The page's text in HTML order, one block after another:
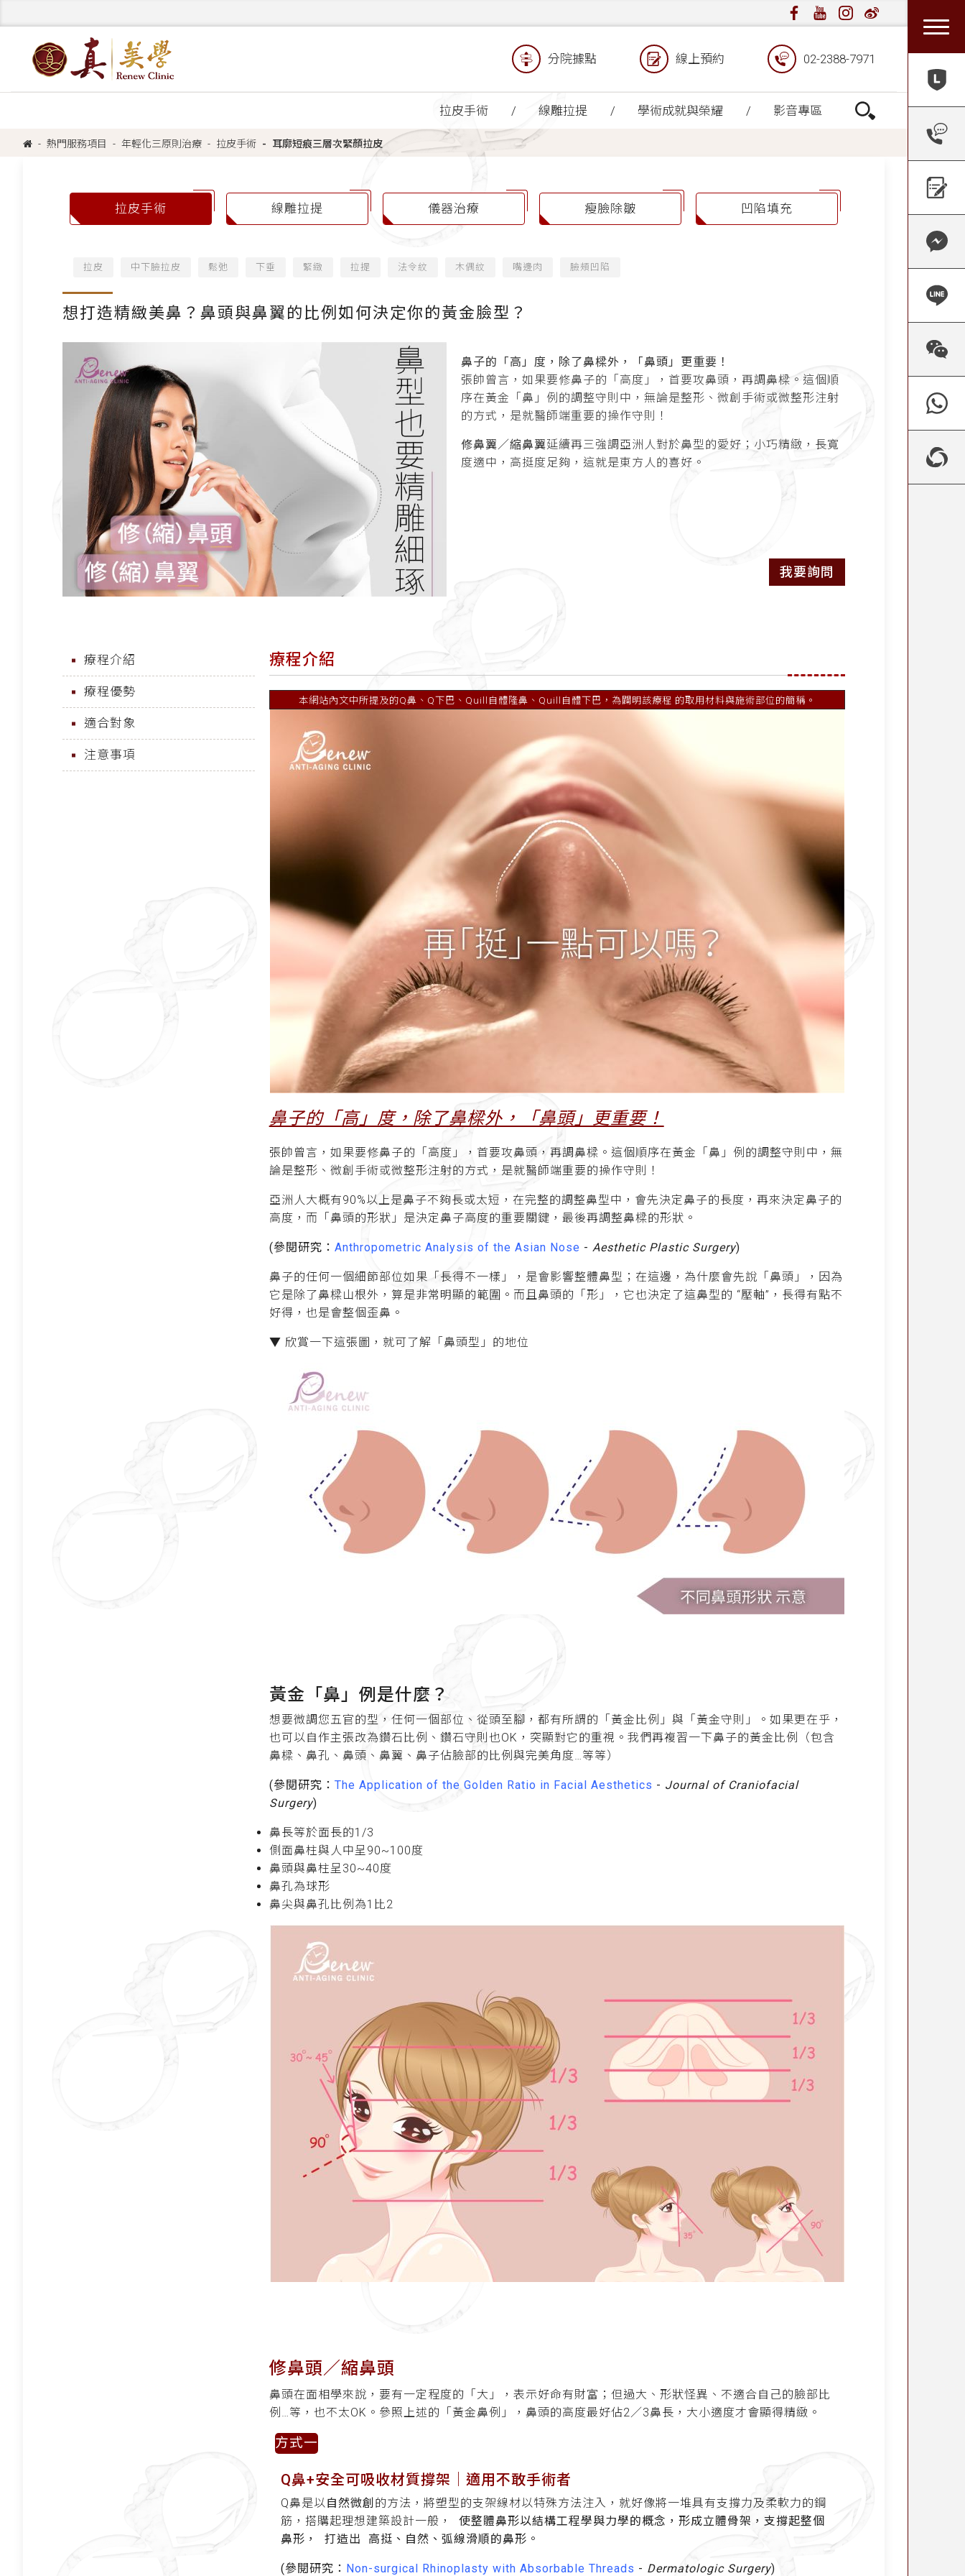
分院據點 線上預約 02-2388-7971
拉皮手術 線雕拉提 學術成就與榮耀 影音專區
熱門服務項目 年輕化三原則治療 拉皮手術 耳廓短痕三層次緊顏拉皮
拉皮手術 線雕拉提 儀器治療 瘦臉除皺 凹陷填充
拉皮 中下臉拉皮 鬆弛 下垂 緊緻 拉提 法令紋 木偶紋 嘴邊肉 臉頰凹陷
想打造精緻美鼻？鼻頭與鼻翼的比例如何決定你的黃金臉型？
鼻子的「高」度，除了鼻樑外，「鼻頭」更重要！
張帥曾言，如果要修鼻子的「高度」，首要攻鼻頭，再調鼻樑。這個順
序在黃金「鼻」例的調整守則中，無論是整形、微創手術或微整形注射
的方式，是就醫師端重要的操作守則！
修鼻翼／縮鼻翼延續再三強調亞洲人對於鼻型的愛好；小巧精緻，長寬
度適中，高挺度足夠，這就是東方人的喜好。
我要詢問
療程介紹
療程優勢
適合對象
注意事項
療程介紹
本網站內文中所提及的Q鼻、Q下巴、Quill自體隆鼻、Quill自體下巴，為闢明該療程 的取用材料與施術部位的簡稱。
鼻子的「高」度，除了鼻樑外，「鼻頭」更重要！
張帥曾言，如果要修鼻子的「高度」，首要攻鼻頭，再調鼻樑。這個順序在黃金「鼻」例的調整守則中，無
論是整形、微創手術或微整形注射的方式，是就醫師端重要的操作守則！
亞洲人大概有90%以上是鼻子不夠長或太短，在完整的調整鼻型中，會先決定鼻子的長度，再來決定鼻子的
高度，而「鼻頭的形狀」是決定鼻子高度的重要關鍵，最後再調整鼻樑的形狀。
(參閱研究： Anthropometric Analysis of the Asian Nose - Aesthetic Plastic Surgery)
鼻子的任何一個細節部位如果「長得不一樣」，是會影響整體鼻型；在這邊，為什麼會先說「鼻頭」，因為
它是除了鼻樑山根外，算是非常明顯的範圍。而且鼻頭的「形」，它也決定了這鼻型的 “壓軸”，長得有點不
好得，也是會整個歪鼻。
▼ 欣賞一下這張圖，就可了解「鼻頭型」的地位
黃金「鼻」例是什麼？
想要微調您五官的型，任何一個部位、從頭至腳，都有所謂的「黃金比例」與「黃金守則」。如果更在乎，
也可以自作主張改為鑽石比例、鑽石守則也OK，突顯對它的重視。我們再複習一下鼻子的黃金比例（包含
鼻樑、鼻孔、鼻頭、鼻翼、鼻子佔臉部的比例與完美角度…等等）
(參閱研究： The Application of the Golden Ratio in Facial Aesthetics - Journal of Craniofacial
Surgery)
鼻長等於面長的1/3
側面鼻柱與人中呈90~100度
鼻頭與鼻柱呈30~40度
鼻孔為球形
鼻尖與鼻孔比例為1比2
修鼻頭／縮鼻頭
鼻頭在面相學來說，要有一定程度的「大」，表示好命有財富；但過大、形狀怪異、不適合自己的臉部比
例…等，也不太OK。參照上述的「黃金鼻例」，鼻頭的高度最好佔2／3鼻長，大小適度才會顯得精緻。
方式一
Q鼻+安全可吸收材質撐架 │適用不敢手術者
Q鼻是以自然微創 的方法，將塑型的支架線材以特殊方法注入，就好像將一堆具有支撐力及柔軟力的鋼
筋，搭購起理想建築設計一般， 使整體鼻形以結構工程學與力學的概念，形成立體骨架，支撐起整個
鼻形， 打造出 高挺、自然、弧線滑順的鼻形。
(參閱研究： Non-surgical Rhinoplasty with Absorbable Threads - Dermatologic Surgery)